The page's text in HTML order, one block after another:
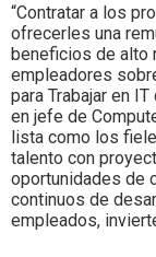
“Contratar a los
ofrecerles una
beneficios de alto
empleadores
para Trabajar en
en jefe de
lista como los
talento con
oportunidades de
continuos de
empleados,